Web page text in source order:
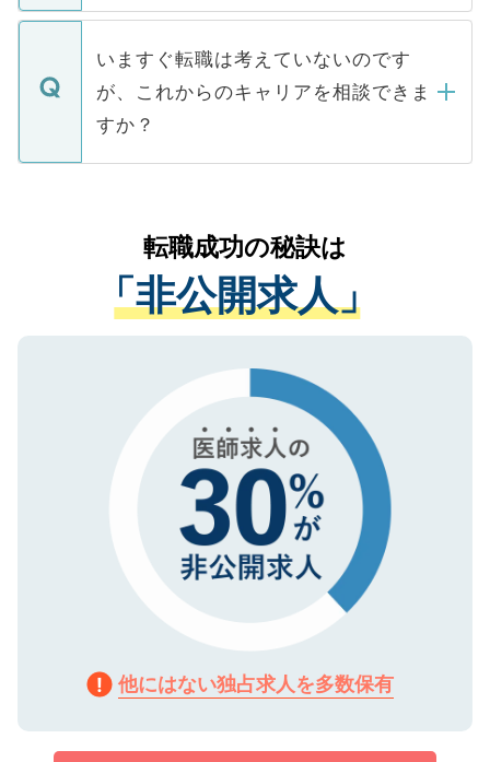
関を公にしてしまうと、応募が殺到する場
に、医療機関が求める条件に合った人材の
みを人材紹介会社に依頼するケースが増え
ています。
定を承諾する必要はありません。内定先へ
の辞退の連絡はキャリアパートナーが行い
個人情報が漏えいすることはありませんの
で、ご安心ください。当サイトからの登録
などで収集したご登録者様の個人情報は、
ご本人のキャリアアップおよび転職活動の
支援を目的に使用いたします。お預かりし
ているすべての個人データはご本人の許可
は、個人情報の取り扱いについての厳密な
管理基準を満たした事業者のみに付与され
る、プライバシーマークを取得済みです。
で、機密保持に関してもご安心ください。
いますぐ転職は考えていないのです
が、これからのキャリアを相談できま
すか？
かがいして、現在の医療機関の状況や紹介
経験をまじえながら、適切なアドバイスを
させていただきます。すぐにご転職をされ
ない方には、長期的なサポートが可能です
ので、まずはご登録ください。
転職成功の秘訣は
「非公開求人」
他にはない独占求人を多数保有